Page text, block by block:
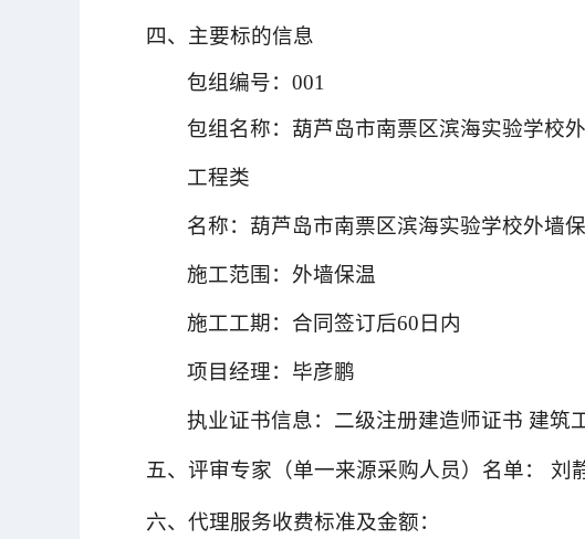
四、主要标的信息
包组编号：001
包组名称：葫芦岛市南票区滨海实验学校
工程类
名称：葫芦岛市南票区滨海实验学校外墙
施工范围：外墙保温
施工工期：合同签订后60日内
项目经理：毕彦鹏
执业证书信息：二级注册建造师证书 建筑
五、评审专家（单一来源采购人员）名单： 刘
六、代理服务收费标准及金额：